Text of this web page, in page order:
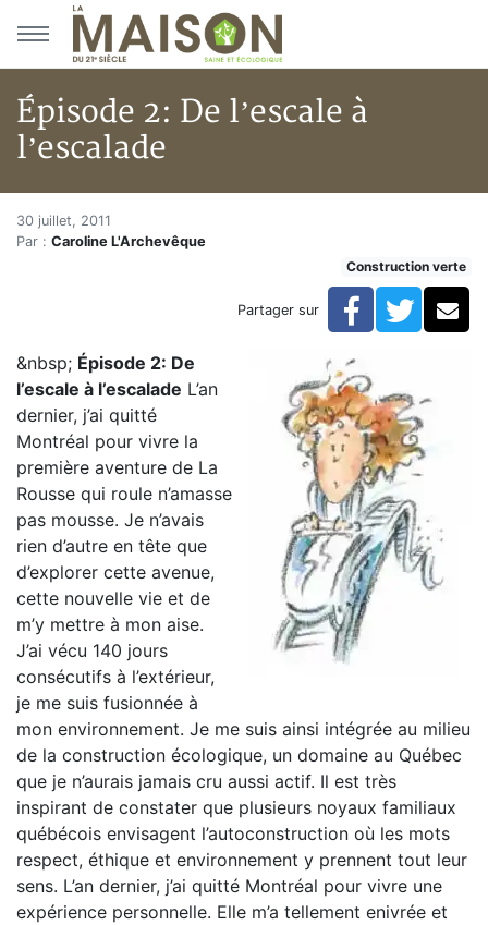
Aller au menu principal
Aller au contenu principal
Épisode 2: De l’escale à
l’escalade
Accueil
Articles
Épisode 2: De l’escale à
30 juillet, 2011
Par : Caroline L'Archevêque
Construction verte
Partager sur Facebook
&nbsp; Épisode 2: De
l’escale à l’escalade L’an
dernier, j’ai quitté
Montréal pour vivre la
première aventure de La
Rousse qui roule n’amasse
pas mousse. Je n’avais
rien d’autre en tête que
d’explorer cette avenue,
cette nouvelle vie et de
m’y mettre à mon aise.
J’ai vécu 140 jours
consécutifs à l’extérieur,
je me suis fusionnée à
mon environnement. Je me suis ainsi intégrée au milieu
de la construction écologique, un domaine au Québec
que je n’aurais jamais cru aussi actif. Il est très
inspirant de constater que plusieurs noyaux familiaux
québécois envisagent l’autoconstruction où les mots
respect, éthique et environnement y prennent tout leur
sens. L’an dernier, j’ai quitté Montréal pour vivre une
expérience personnelle. Elle m’a tellement enivrée et